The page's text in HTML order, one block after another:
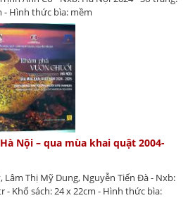
- Hình thức bìa: mềm
Nội – qua mùa khai quật 2004-
Lâm Thị Mỹ Dung, Nguyễn Tiến Đà - Nxb:
- Khổ sách: 24 x 22cm - Hình thức bìa: